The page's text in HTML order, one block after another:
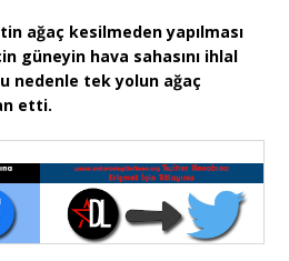
ağaç kesilmeden yapılması
güneyin hava sahasını ihlal
nedenle tek yolun ağaç
etti.